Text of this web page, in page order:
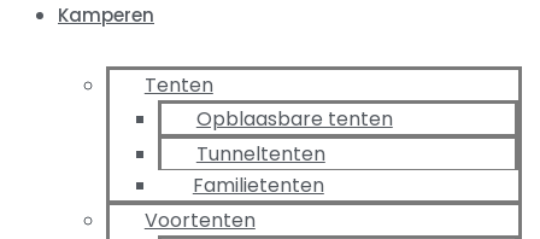
Kamperen
Tenten
Opblaasbare tenten
Tunneltenten
Familietenten
Voortenten